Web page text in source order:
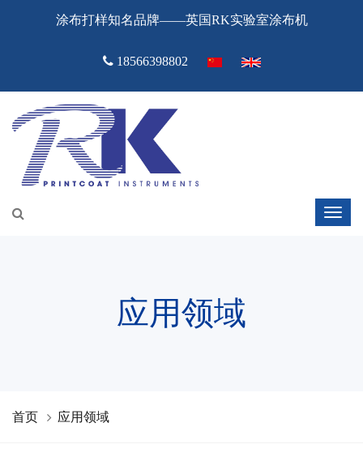
涂布打样知名品牌——英国RK实验室涂布机
18566398802
应用领域
首页 应用领域